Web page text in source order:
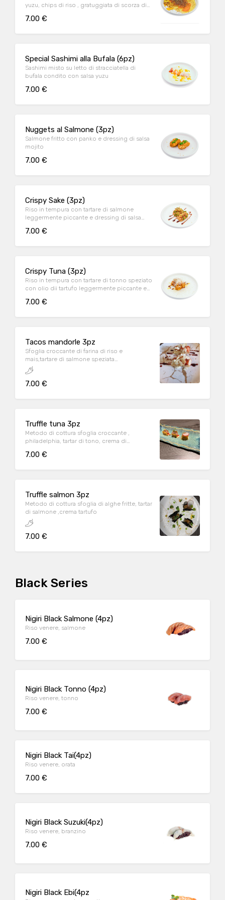
yuzu, chips di riso , gratuggiata di scorza di
7.00 €
Special Sashimi alla Bufala (6pz)
Sashimi misto su letto di stracciatella di
bufala condito con salsa yuzu
7.00 €
Nuggets al Salmone (3pz)
Salmone fritto con panko e dressing di salsa
mojito
7.00 €
Crispy Sake (3pz)
Riso in tempura con tartare di salmone
leggermente piccante e dressing di salsa
7.00 €
Crispy Tuna (3pz)
Riso in tempura con tartare di tonno speziato
con olio dii tartufo leggermente piccante e
cipollina e formaggio grana
7.00 €
Tacos mandorle 3pz
Sfoglia croccante di farina di riso e
mais,tartare di salmone speziata
leggermente piccante e philadelphia,
teriaky,mandorle
7.00 €
Truffle tuna 3pz
Metodo di cottura sfoglia croccante ,
philadelphia, tartar di tono, crema di
7.00 €
Truffle salmon 3pz
Metodo di cottura sfoglia di alghe fritte, tartar
di salmone ,crema tartufo
7.00 €
Black Series
Nigiri Black Salmone (4pz)
Riso venere, salmone
7.00 €
Nigiri Black Tonno (4pz)
Riso venere, tonno
7.00 €
Nigiri Black Tai(4pz)
Riso venere, orata
7.00 €
Nigiri Black Suzuki(4pz)
Riso venere, branzino
7.00 €
Nigiri Black Ebi(4pz